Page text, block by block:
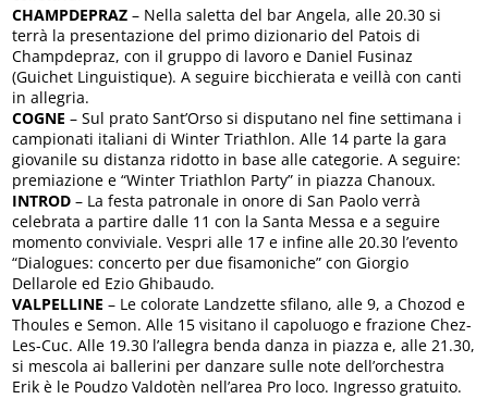
CHAMPDEPRAZ – Nella saletta del bar Angela, alle 20.30 si
terrà la presentazione del primo dizionario del Patois di
Champdepraz, con il gruppo di lavoro e Daniel Fusinaz
(Guichet Linguistique). A seguire bicchierata e veillà con canti
in allegria.
COGNE – Sul prato Sant’Orso si disputano nel fine settimana i
campionati italiani di Winter Triathlon. Alle 14 parte la gara
giovanile su distanza ridotto in base alle categorie. A seguire:
premiazione e “Winter Triathlon Party” in piazza Chanoux.
INTROD – La festa patronale in onore di San Paolo verrà
celebrata a partire dalle 11 con la Santa Messa e a seguire
momento conviviale. Vespri alle 17 e infine alle 20.30 l’evento
“Dialogues: concerto per due fisamoniche” con Giorgio
Dellarole ed Ezio Ghibaudo.
VALPELLINE – Le colorate Landzette sfilano, alle 9, a Chozod e
Thoules e Semon. Alle 15 visitano il capoluogo e frazione Chez-
Les-Cuc. Alle 19.30 l’allegra benda danza in piazza e, alle 21.30,
si mescola ai ballerini per danzare sulle note dell’orchestra
Erik è le Poudzo Valdotèn nell’area Pro loco. Ingresso gratuito.